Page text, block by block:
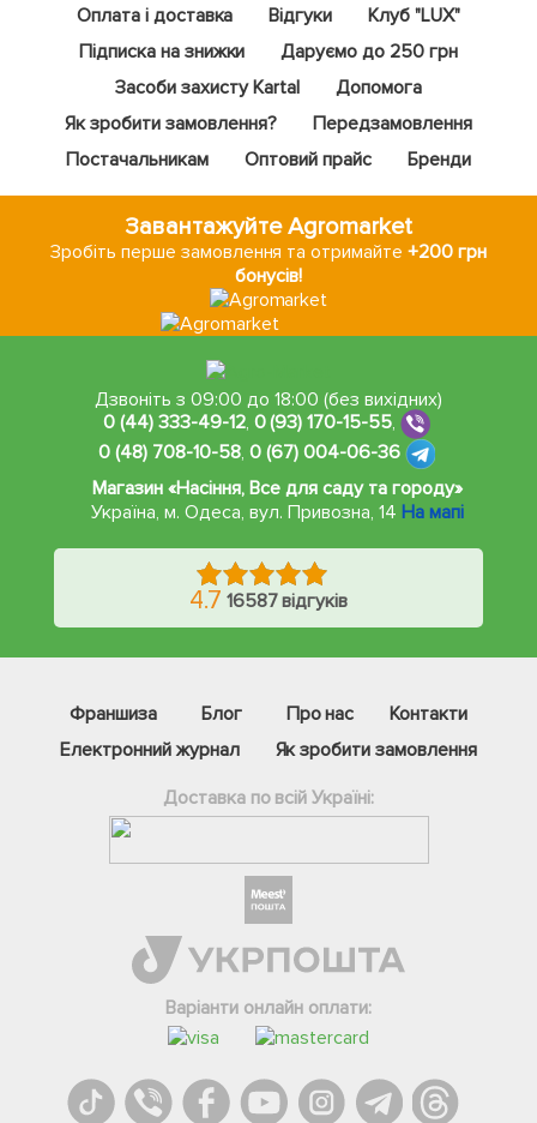
Оплата і доставка
Відгуки
Клуб "LUX"
Підписка на знижки
Даруємо до 250 грн
Засоби захисту Kartal
Допомога
Як зробити замовлення?
Передзамовлення
Постачальникам
Оптовий прайс Бренди
Завантажуйте Agromarket
Зробіть перше замовлення та отримайте+200 грн
бонусів!
Дзвоніть з 09:00 до 18:00 (без вихідних)
0 (44) 333-49-12, 0 (93) 170-15-55,
0 (48) 708-10-58, 0 (67) 004-06-36
Магазин «Насіння, Все для саду та городу»
Україна, м. Одеса,вул. Привозна, 14 На мапі
4.7 16587 відгуків
Франшиза Блог Про нас
Контакти
Електронний журнал
Як зробити замовлення
Доставка по всій Україні:
Варіанти онлайн оплати:
Телеграм
Вайбер
Онлайн чат